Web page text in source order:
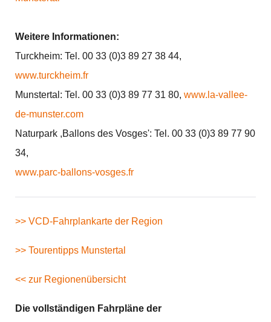
Weitere Informationen:
Turckheim: Tel. 00 33 (0)3 89 27 38 44,
www.turckheim.fr
Munstertal: Tel. 00 33 (0)3 89 77 31 80, www.la-vallee-
de-munster.com
Naturpark ,Ballons des Vosges': Tel. 00 33 (0)3 89 77 90
34,
www.parc-ballons-vosges.fr
>> VCD-Fahrplankarte der Region
>> Tourentipps Munstertal
<< zur Regionenübersicht
Die vollständigen Fahrpläne der